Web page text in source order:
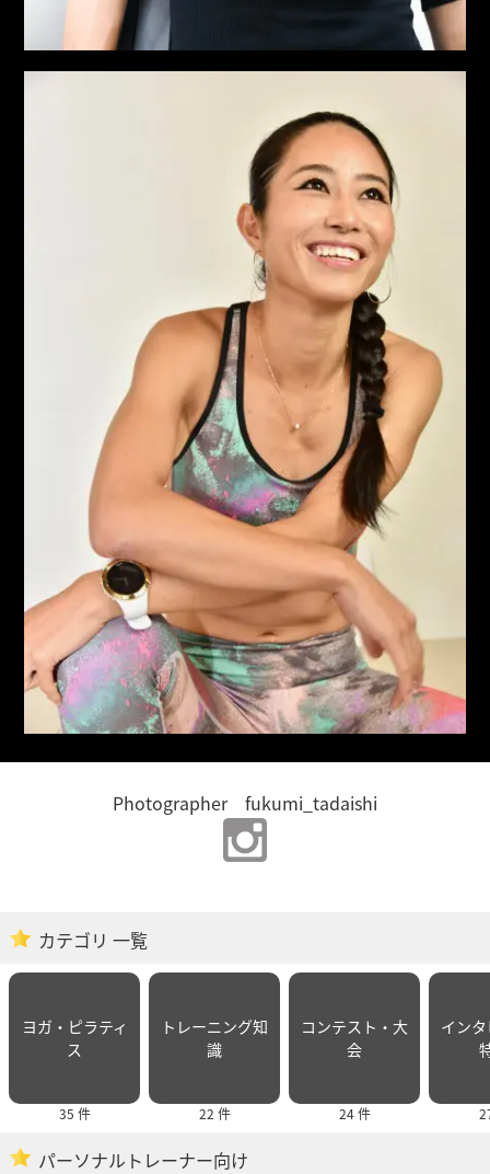
Photographer fukumi_tadaishi
カテゴリ 一覧
ヨガ・ピラティ
ス
35 件
トレーニング知
識
22 件
コンテスト・大
会
24 件
イン
パーソナルトレーナー向け